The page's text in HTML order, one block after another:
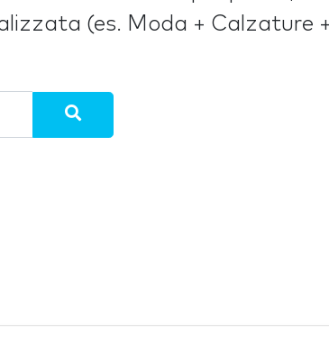
(es. Moda + Calzature